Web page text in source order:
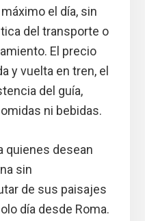
el día, sin
del transporte o
El precio
y vuelta en tren, el
del guía,
ni bebidas.
quienes desean
sin
de sus paisajes
día desde Roma.